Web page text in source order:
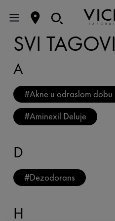
SVI TAGOVI
A
#Akne u odraslom dobu
#Aminexil Deluje
D
#Dezodorans
H